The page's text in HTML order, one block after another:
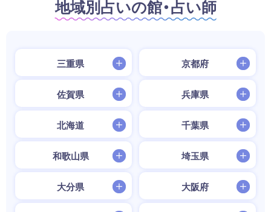
地域別占いの館・占い師
三重県 京都府
佐賀県 兵庫県
北海道 千葉県
和歌山県 埼玉県
大分県 大阪府